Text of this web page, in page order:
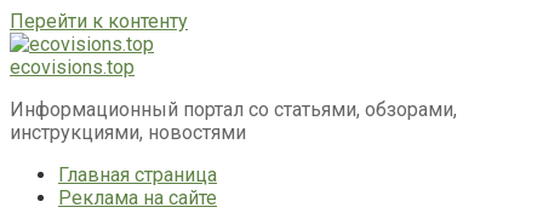
Перейти к контенту
ecovisions.top
Информационный портал со статьями, обзорами,
инструкциями, новостями
Главная страница
Реклама на сайте